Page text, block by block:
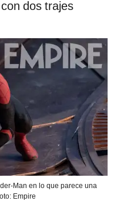
dos trajes
Man en lo que parece una
Empire